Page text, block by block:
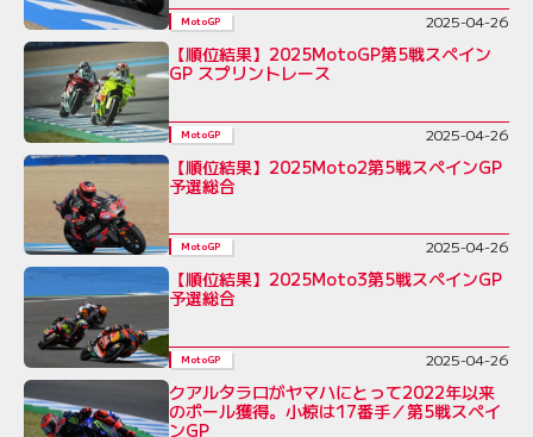
MotoGP 2025-04-26
【順位結果】2025MotoGP第5戦スペイン
GP スプリントレース
MotoGP 2025-04-26
【順位結果】2025Moto2第5戦スペインGP
予選総合
MotoGP 2025-04-26
【順位結果】2025Moto3第5戦スペインGP
予選総合
MotoGP 2025-04-26
クアルタラロがヤマハにとって2022年以来
のポール獲得。小椋は17番手／第5戦スペイ
ンGP